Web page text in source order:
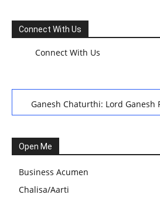
Connect With Us
Connect With Us
Ganesh Chaturthi: Lord Ganesh
Festival: A Celebration of
स्वामी अवधेशानंद जी गिरि के जीवन
और असंतुलित रहते हैं?
आज का जीवन मंत्र:महिलाएं पुरुषों से श्रेष्ठ
Open Me
Business Acumen
Chalisa/Aarti